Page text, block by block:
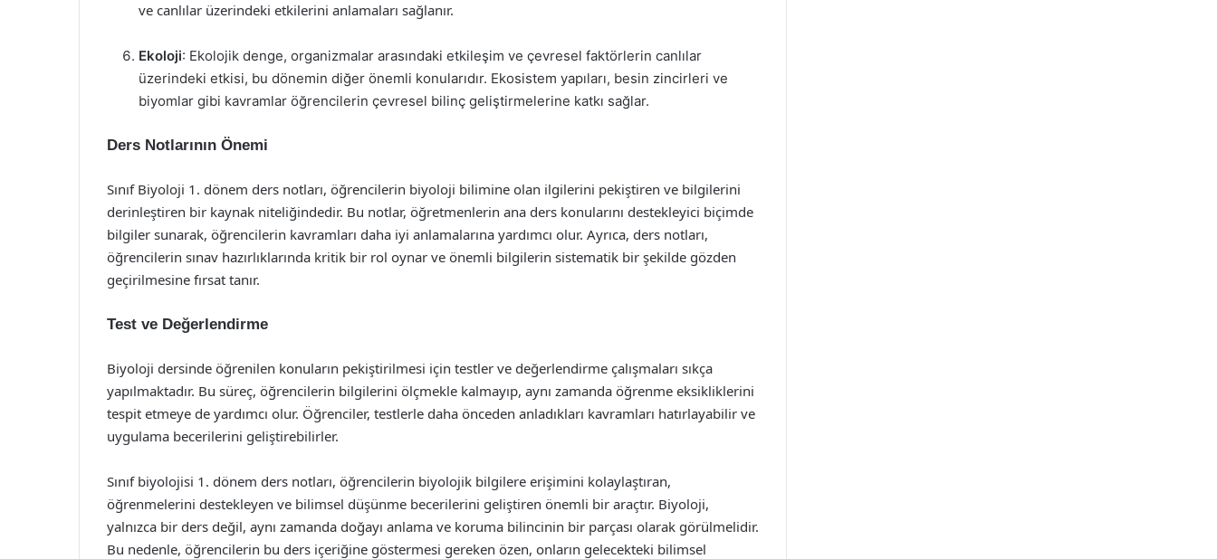
ve canlılar üzerindeki etkilerini anlamaları sağlanır.
Ekoloji: Ekolojik denge, organizmalar arasındaki etkileşim ve çevresel faktörlerin canlılar
üzerindeki etkisi, bu dönemin diğer önemli konularıdır. Ekosistem yapıları, besin zincirleri ve
biyomlar gibi kavramlar öğrencilerin çevresel bilinç geliştirmelerine katkı sağlar.
Ders Notlarının Önemi
Sınıf Biyoloji 1. dönem ders notları, öğrencilerin biyoloji bilimine olan ilgilerini pekiştiren ve bilgilerini
derinleştiren bir kaynak niteliğindedir. Bu notlar, öğretmenlerin ana ders konularını destekleyici biçimde
bilgiler sunarak, öğrencilerin kavramları daha iyi anlamalarına yardımcı olur. Ayrıca, ders notları,
öğrencilerin sınav hazırlıklarında kritik bir rol oynar ve önemli bilgilerin sistematik bir şekilde gözden
geçirilmesine fırsat tanır.
Test ve Değerlendirme
Biyoloji dersinde öğrenilen konuların pekiştirilmesi için testler ve değerlendirme çalışmaları sıkça
yapılmaktadır. Bu süreç, öğrencilerin bilgilerini ölçmekle kalmayıp, aynı zamanda öğrenme eksikliklerini
tespit etmeye de yardımcı olur. Öğrenciler, testlerle daha önceden anladıkları kavramları hatırlayabilir ve
uygulama becerilerini geliştirebilirler.
Sınıf biyolojisi 1. dönem ders notları, öğrencilerin biyolojik bilgilere erişimini kolaylaştıran,
öğrenmelerini destekleyen ve bilimsel düşünme becerilerini geliştiren önemli bir araçtır. Biyoloji,
yalnızca bir ders değil, aynı zamanda doğayı anlama ve koruma bilincinin bir parçası olarak görülmelidir.
Bu nedenle, öğrencilerin bu ders içeriğine göstermesi gereken özen, onların gelecekteki bilimsel